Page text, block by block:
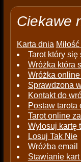
Ciekawe
Karta dnia
Tarot który się
Wróżka która
Wróżka
Sprawdzona
Kontakt do
Postaw tarota
Tarot online
Wylosuj kartę
Losuj Tak Nie
Wróżba email
Stawianie